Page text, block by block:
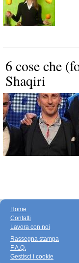
6 cose che
Shaqiri
Home
Contatti
Lavora con noi
Rassegna stampa
F.A.Q.
Gestisci i cookie